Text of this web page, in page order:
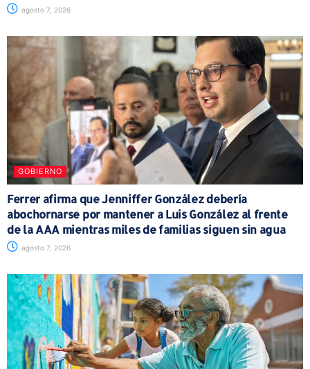
agosto 7, 2026
GOBIERNO
Ferrer afirma que Jenniffer González debería
abochornarse por mantener a Luis González al frente
de la AAA mientras miles de familias siguen sin agua
agosto 7, 2026